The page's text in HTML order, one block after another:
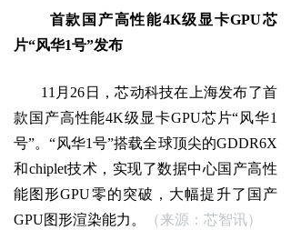
首款国产高性能4K级显卡GPU芯
片“风华1号”发布
11月26日，芯动科技在上海发布了首
款国产高性能4K级显卡GPU芯片“风华1
号”。“风华1号”搭载全球顶尖的GDDR6X
和chiplet技术，实现了数据中心国产高性
能图形GPU零的突破，大幅提升了国产
GPU图形渲染能力。
（来源：芯智讯）